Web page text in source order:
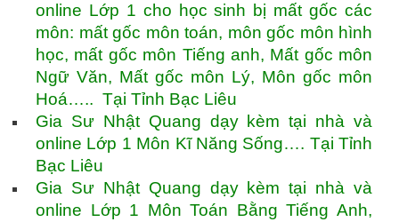
online Lớp 1 cho học sinh bị mất gốc các
môn: mất gốc môn toán, môn gốc môn hình
học, mất gốc môn Tiếng anh, Mất gốc môn
Ngữ Văn, Mất gốc môn Lý, Môn gốc môn
Hoá….. Tại Tỉnh Bạc Liêu
Gia Sư Nhật Quang dạy kèm tại nhà và
online Lớp 1 Môn Kĩ Năng Sống…. Tại Tỉnh
Bạc Liêu
Gia Sư Nhật Quang dạy kèm tại nhà và
online Lớp 1 Môn Toán Bằng Tiếng Anh,